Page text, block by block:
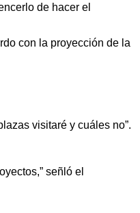
de hacer el
con la proyección de la
visitaré y cuáles no”.
señló el